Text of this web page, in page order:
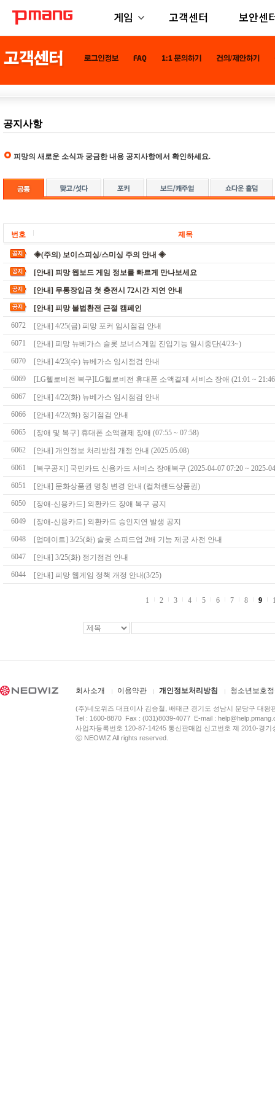
게임 고객센터 보안센
공지사항
피망의 새로운 소식과 궁금한 내용 공지사항에서 확인하세요.
번호 제목
◈(주의) 보이스피싱/스미싱 주의 안내 ◈
[안내] 피망 웹보드 게임 정보를 빠르게 만나보세요
[안내] 무통장입금 첫 충전시 72시간 지연 안내
[안내] 피망 불법환전 근절 캠페인
6072
[안내] 4/25(금) 피망 포커 임시점검 안내
6071
[안내] 피망 뉴베가스 슬롯 보너스게임 진입기능 일시중단(4/23~)
6070
[안내] 4/23(수) 뉴베가스 임시점검 안내
6069
[LG헬로비전 복구]LG헬로비전 휴대폰 소액결제 서비스 장애 (21:01 ~
6067
[안내] 4/22(화) 뉴베가스 임시점검 안내
6066
[안내] 4/22(화) 정기점검 안내
6065
[장애 및 복구] 휴대폰 소액결제 장애 (07:55 ~ 07:58)
6062
[안내] 개인정보 처리방침 개정 안내 (2025.05.08)
6061
6051
[안내] 문화상품권 명칭 변경 안내 (컬쳐랜드상품권)
6050
[장애-신용카드] 외환카드 장애 복구 공지
6049
[장애-신용카드] 외환카드 승인지연 발생 공지
6048
[업데이트] 3/25(화) 슬롯 스피드업 2배 기능 제공 사전 안내
6047
[안내] 3/25(화) 정기점검 안내
6044
[안내] 피망 웹게임 정책 개정 안내(3/25)
1 2 3 4 5 6 7 8 9
회사소개 이용약관 개인정보처리방침 청소년보호
(주)네오위즈 대표이사 김승철, 배태근 경기도 성남시 분당구 대왕
Tel : 1600-8870 Fax : (031)8039-4077 E-mail :
사업자등록번호 120-87-14245 통신판매업 신고번호 제 2010-경
ⓒ NEOWIZ All rights reserved.